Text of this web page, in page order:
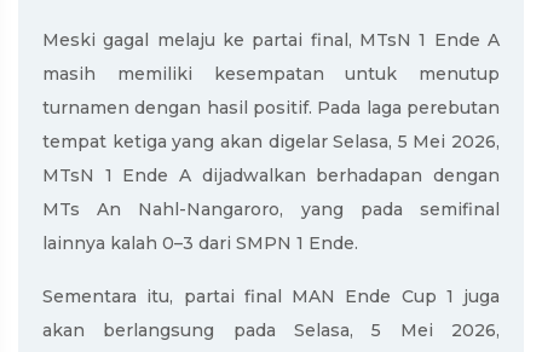
Meski gagal melaju ke partai final, MTsN 1 Ende A
masih memiliki kesempatan untuk menutup
turnamen dengan hasil positif. Pada laga perebutan
tempat ketiga yang akan digelar Selasa, 5 Mei 2026,
MTsN 1 Ende A dijadwalkan berhadapan dengan
MTs An Nahl-Nangaroro, yang pada semifinal
lainnya kalah 0–3 dari SMPN 1 Ende.
Sementara itu, partai final MAN Ende Cup 1 juga
akan berlangsung pada Selasa, 5 Mei 2026,